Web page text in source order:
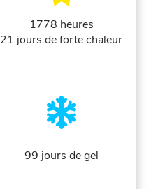
1778 heures
21 jours de forte chaleur
99 jours de gel